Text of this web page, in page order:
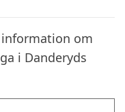
om
i Danderyds